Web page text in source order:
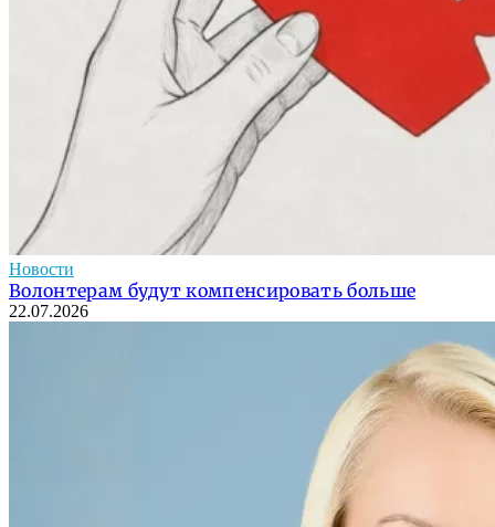
Новости
Волонтерам будут компенсировать больше
22.07.2026